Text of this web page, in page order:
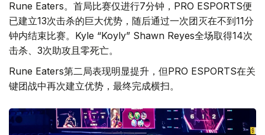
Rune Eaters。首局比赛仅进行7分钟，PRO ESPORTS便
已建立13次击杀的巨大优势，随后通过一次团灭在不到11分
钟内结束比赛。Kyle “Koyly” Shawn Reyes全场取得14次
击杀、3次助攻且零死亡。
Rune Eaters第二局表现明显提升，但PRO ESPORTS在关
键团战中再次建立优势，最终完成横扫。